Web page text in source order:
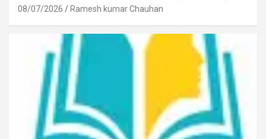
08/07/2026 Ramesh kumar Chauhan